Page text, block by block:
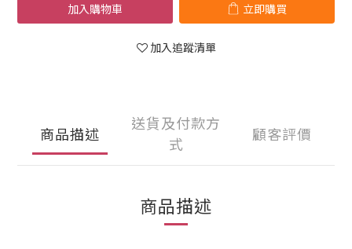
加入購物車 立即購買
加入追蹤清單
商品描述
送貨及付款方
式
顧客評價
商品描述